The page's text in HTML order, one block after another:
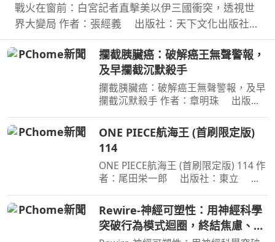
戰火在窗前：白宮記者直擊美以伊三國衝突，透視世
界大變局 作者：張經義 出版社：天下文化出版社
出版日期：2026-07-31 00:00:00 新聞告訴你，今
天哪裡又開火； 這本書告訴你，世界為什麼走到今
攔截胰臟癌：破解癌王無聲警報，
及早攔截沉默殺手
攔截胰臟癌：破解癌王無聲警報，及早
攔截沉默殺手 作者：章明珠 出版
04 00:00:00 定期健檢正常，為何仍得
胰臟癌？ 台大權威醫師25年篩檢實
證， 鎖定胰臟癌關鍵1公分，
ONE PIECE航海王 (首刷限定版)
114
ONE PIECE航海王 (首刷限定版) 114 作
者：尾田栄一郎 出版社：東立 出
歷史黑暗當中的「諸神峽谷事件」，其
全貌終於即將揭曉！席捲號稱最可怕海
賊團的洛克斯海賊團
Rewire-神經可塑性：用神經科學
突破行為模式迴圈，終結焦慮、恐